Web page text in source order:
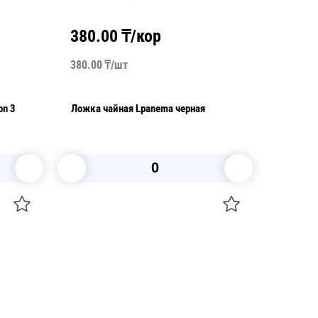
3
380.00 ₸/кор
380.00₸/шт
Ложка чайная Lpanema черная